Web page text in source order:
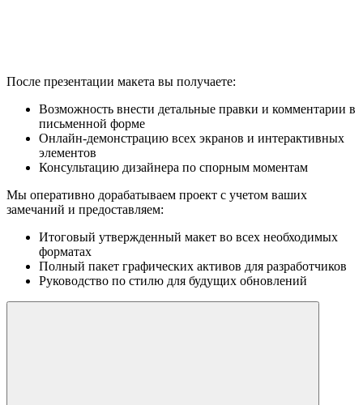
После презентации макета вы получаете:
Возможность внести детальные правки и комментарии в
письменной форме
Онлайн-демонстрацию всех экранов и интерактивных
элементов
Консультацию дизайнера по спорным моментам
Мы оперативно дорабатываем проект с учетом ваших
замечаний и предоставляем:
Итоговый утвержденный макет во всех необходимых
форматах
Полный пакет графических активов для разработчиков
Руководство по стилю для будущих обновлений